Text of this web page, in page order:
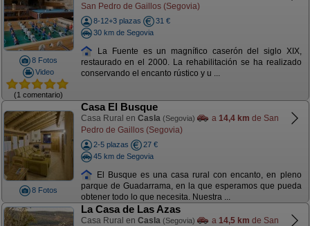
8 Fotos
Video
(1 comentario)
San Pedro de Gaillos (Segovia)
8-12+3 plazas
31 €
30 km de Segovia
La Fuente es un magnífico caserón del siglo XIX,
restaurado en el 2000. La rehabilitación se ha realizado
conservando el encanto rústico y u ...
8 Fotos
Casa El Busque
Casa Rural en Casla (Segovia) a 14,4 km de San
Pedro de Gaillos (Segovia)
2-5 plazas
27 €
45 km de Segovia
El Busque es una casa rural con encanto, en pleno
parque de Guadarrama, en la que esperamos que pueda
obtener todo lo que necesita. Nuestra ...
La Casa de Las Azas
Casa Rural en Casla (Segovia) a 14,5 km de San